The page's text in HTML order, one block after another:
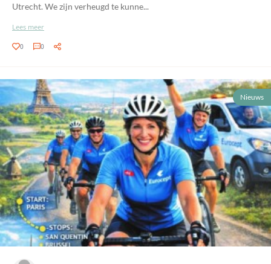
Utrecht. We zijn verheugd te kunne...
Lees meer
0 0
Nieuws